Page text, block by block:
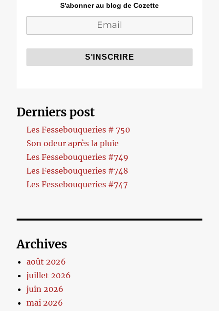
S'abonner au blog de Cozette
Derniers post
Les Fessebouqueries # 750
Son odeur après la pluie
Les Fessebouqueries #749
Les Fessebouqueries #748
Les Fessebouqueries #747
Archives
août 2026
juillet 2026
juin 2026
mai 2026